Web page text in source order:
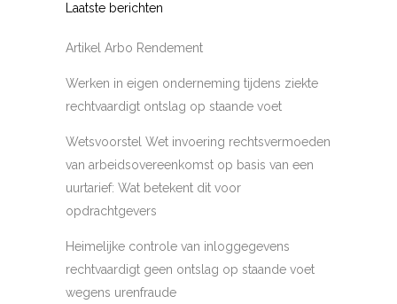
Laatste berichten
Artikel Arbo Rendement
Werken in eigen onderneming tijdens ziekte
rechtvaardigt ontslag op staande voet
Wetsvoorstel Wet invoering rechtsvermoeden
van arbeidsovereenkomst op basis van een
uurtarief: Wat betekent dit voor
opdrachtgevers
Heimelijke controle van inloggegevens
rechtvaardigt geen ontslag op staande voet
wegens urenfraude